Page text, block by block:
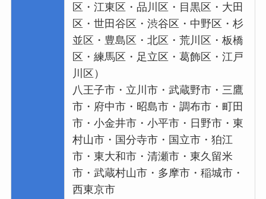
区・江東区・品川区・目黒区・大田
区・世田谷区・渋谷区・中野区・杉
並区・豊島区・北区・荒川区・板橋
区・練馬区・足立区・葛飾区・江戸
川区）
八王子市・立川市・武蔵野市・三鷹
市・府中市・昭島市・調布市・町田
市・小金井市・小平市・日野市・東
村山市・国分寺市・国立市・狛江
市・東大和市・清瀬市・東久留米
市・武蔵村山市・多摩市・稲城市・
西東京市